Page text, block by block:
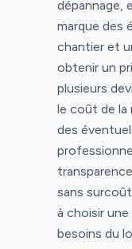
dépannage,
marque des
chantier et
obtenir un
plusieurs
le coût de la
des
sans
à choisir
besoins du